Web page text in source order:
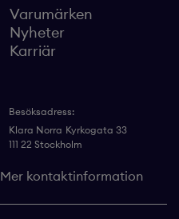
Varumärken
Nyheter
Karriär
Besöksadress:
Klara Norra Kyrkogata 33
111 22 Stockholm
Mer kontaktinformation